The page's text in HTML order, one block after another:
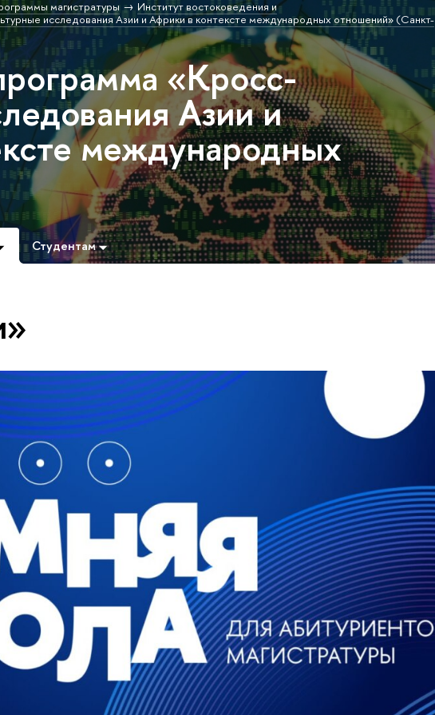
магистратуры
Институт востоковедения и
исследования Азии и Африки в контексте международных отношений» (Санкт-
«Кросс-
Азии и
международных
Студентам